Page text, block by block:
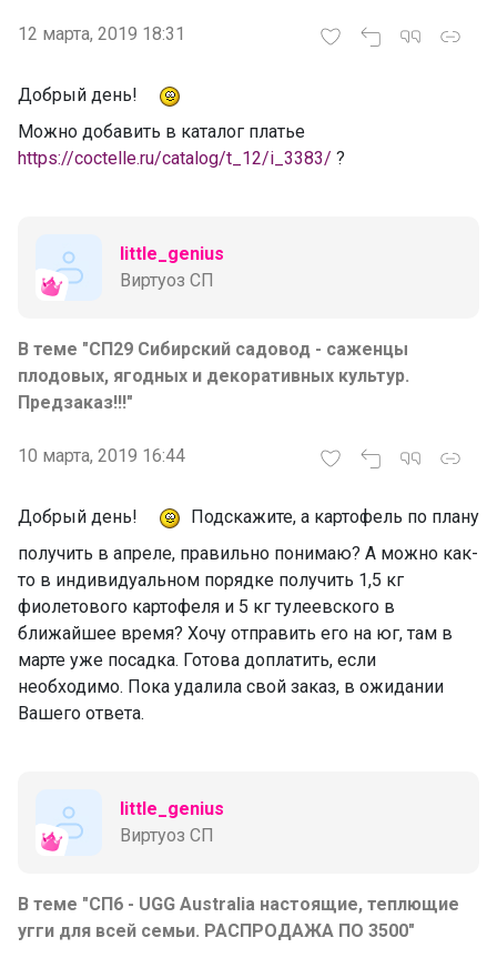
12 марта, 2019 18:31
Добрый день!
Можно добавить в каталог платье
https://coctelle.ru/catalog/t_12/i_3383/ ?
little_genius
Виртуоз СП
В теме "СП29 Сибирский садовод - саженцы
плодовых, ягодных и декоративных культур.
Предзаказ!!!"
10 марта, 2019 16:44
Добрый день!
Подскажите, а картофель по плану
получить в апреле, правильно понимаю? А можно как-
то в индивидуальном порядке получить 1,5 кг
фиолетового картофеля и 5 кг тулеевского в
ближайшее время? Хочу отправить его на юг, там в
марте уже посадка. Готова доплатить, если
необходимо. Пока удалила свой заказ, в ожидании
Вашего ответа.
little_genius
Виртуоз СП
В теме "СП6 - UGG Australia настоящие, теплющие
угги для всей семьи. РАСПРОДАЖА ПО 3500"